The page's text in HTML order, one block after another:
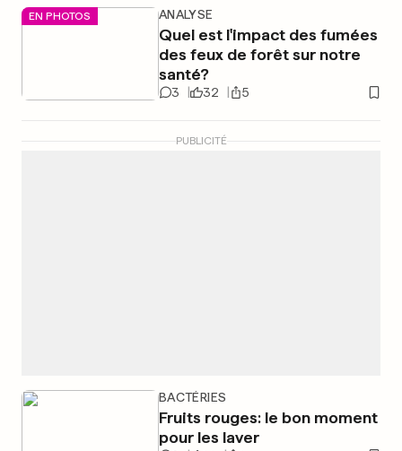
EN PHOTOS ANALYSE
Quel est l'impact des fumées
des feux de forêt sur notre
santé?
3 32 5
PUBLICITÉ
BACTÉRIES
Fruits rouges: le bon moment
pour les laver